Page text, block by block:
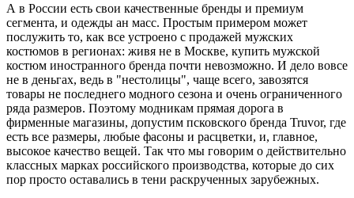
А в России есть свои качественные бренды и премиум
сегмента, и одежды ан масс. Простым примером может
послужить то, как все устроено с продажей мужских
костюмов в регионах: живя не в Москве, купить мужской
костюм иностранного бренда почти невозможно. И дело вовсе
не в деньгах, ведь в "нестолицы", чаще всего, завозятся
товары не последнего модного сезона и очень ограниченного
ряда размеров. Поэтому модникам прямая дорога в
фирменные магазины, допустим псковского бренда Truvor, где
есть все размеры, любые фасоны и расцветки, и, главное,
высокое качество вещей. Так что мы говорим о действительно
классных марках российского производства, которые до сих
пор просто оставались в тени раскрученных зарубежных.